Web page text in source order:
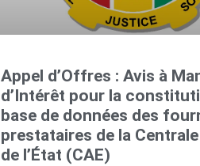
Appel d’Offres : Avis à
d’Intérêt pour la
base de données des
prestataires de la Centrale
de l’État (CAE)